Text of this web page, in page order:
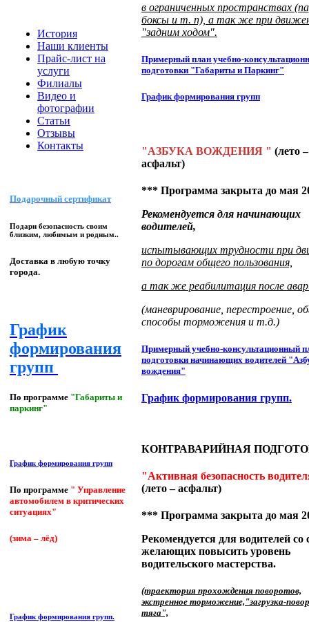
История
Наши клиенты
Прайс-лист на
услуги
Филиалы
Видео и
фотографии
Статьи
Отзывы
Контакты
Подарочный сертификат
Подари безопасность своим
близким, любимым и родным..
Доставка в любую точку
города.
График
формирования
групп
По программе "Габариты и
паркинг"
График формирования групп
По программе " Управление
автомобилем в критических
ситуациях"
(зима – лёд)
График формирования групп.
в ограниченных пространствах
боксы и т. п), а так же при
"задним ходом".
Примерный план учебно-
подготовки "Габариты и Паркинг"
График формирования групп
"АЗБУКА ВОЖДЕНИЯ " (лето –
асфальт)
*** Программа закрыта до мая
Рекомендуется для начинающих
водителей,
испытывающих трудности при
по дорогам общего пользования,
а так же реабилитация после
(маневрирование, перестроение,
способы торможения и т.д.)
Примерный учебно-консультационный
подготовки начинающих водителей
вождения"
График формирования групп.
КОНТРАВАРИЙНАЯ
"Активная безопасность
(лето – асфальт)
*** Программа закрыта до мая
Рекомендуется для водителей со
желающих повысить уровень
водительского мастерства.
(траектория прохождения поворотов,
экстренное торможение,"загрузка-
тяга",